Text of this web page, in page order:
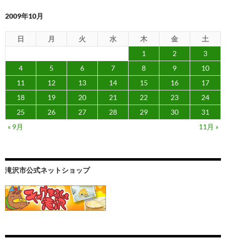
2009年10月
日 月 火 水 木 金
土
1
2
3
4
5 6 7 8 9
10
11
12 13 14 15 16
17
18
19 20 21 22 23
24
25
26 27 28 29 30
31
« 9月
11月 »
滝沢市公式ネットショップ